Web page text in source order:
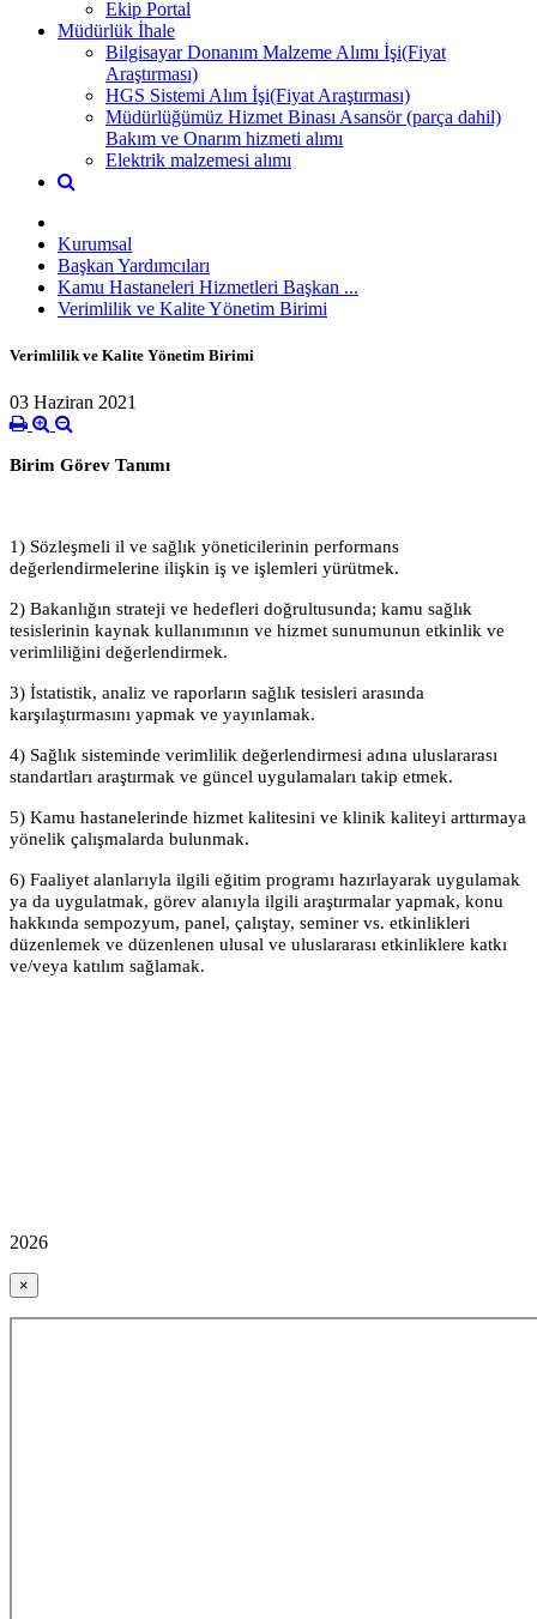
Ekip Portal
Müdürlük İhale
Bilgisayar Donanım Malzeme Alımı İşi(Fiyat
Araştırması)
HGS Sistemi Alım İşi(Fiyat Araştırması)
Müdürlüğümüz Hizmet Binası Asansör (parça dahil)
Bakım ve Onarım hizmeti alımı
Elektrik malzemesi alımı
Kurumsal
Başkan Yardımcıları
Kamu Hastaneleri Hizmetleri Başkan ...
Verimlilik ve Kalite Yönetim Birimi
Verimlilik ve Kalite Yönetim Birimi
03 Haziran 2021
Birim Görev Tanımı
1) Sözleşmeli il ve sağlık yöneticilerinin performans
değerlendirmelerine ilişkin iş ve işlemleri yürütmek.
2) Bakanlığın strateji ve hedefleri doğrultusunda; kamu sağlık
tesislerinin kaynak kullanımının ve hizmet sunumunun etkinlik ve
verimliliğini değerlendirmek.
3) İstatistik, analiz ve raporların sağlık tesisleri arasında
karşılaştırmasını yapmak ve yayınlamak.
4) Sağlık sisteminde verimlilik değerlendirmesi adına uluslararası
standartları araştırmak ve güncel uygulamaları takip etmek.
5) Kamu hastanelerinde hizmet kalitesini ve klinik kaliteyi arttırmaya
yönelik çalışmalarda bulunmak.
6) Faaliyet alanlarıyla ilgili eğitim programı hazırlayarak uygulamak
ya da uygulatmak, görev alanıyla ilgili araştırmalar yapmak, konu
hakkında sempozyum, panel, çalıştay, seminer vs. etkinlikleri
düzenlemek ve düzenlenen ulusal ve uluslararası etkinliklere katkı
ve/veya katılım sağlamak.
2026
×